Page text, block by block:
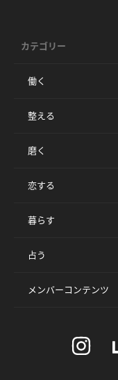
カテゴリー
働く
整える
磨く
恋する
暮らす
占う
メンバーコンテンツ